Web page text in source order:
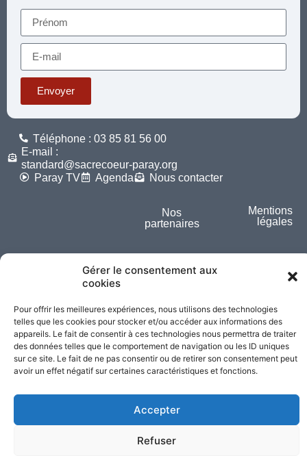
Gérer le consentement aux
cookies
Pour offrir les meilleures expériences, nous utilisons des technologies
telles que les cookies pour stocker et/ou accéder aux informations des
appareils. Le fait de consentir à ces technologies nous permettra de traiter
des données telles que le comportement de navigation ou les ID uniques
sur ce site. Le fait de ne pas consentir ou de retirer son consentement peut
avoir un effet négatif sur certaines caractéristiques et fonctions.
Accepter
Refuser
Envoyer
Téléphone : 03 85 81 56 00
E-mail :
standard@sacrecoeur-paray.org
Paray TV
Agenda Nous contacter
Nos
partenaires
Mentions
légales
Partagez cette page